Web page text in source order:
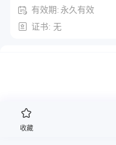
有效期: 永久有效
证书: 无
收藏